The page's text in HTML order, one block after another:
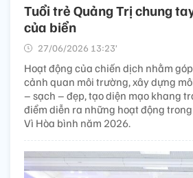
Tuổi trẻ Quảng Trị chung
của biển
27/06/2026 13:23’
Hoạt động của chiến dịch nhằm
cảnh quan môi trường, xây dựng
– sạch – đẹp, tạo diện mạo khang
điểm diễn ra những hoạt động
Vì Hòa bình năm 2026.